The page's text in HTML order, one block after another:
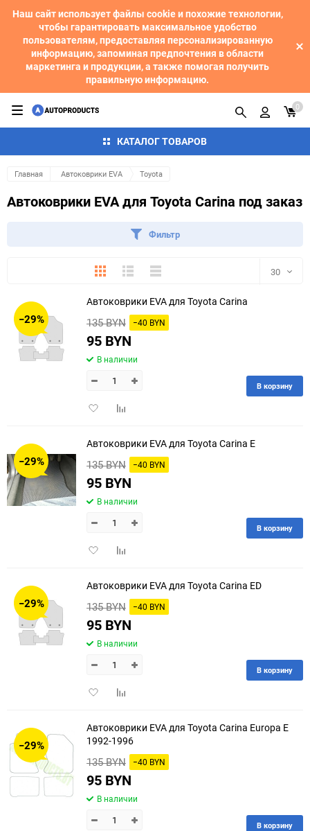
Наш сайт использует файлы cookie и похожие технологии,
чтобы гарантировать максимальное удобство
пользователям, предоставляя персонализированную
информацию, запоминая предпочтения в области
маркетинга и продукции, а также помогая получить
правильную информацию.
КАТАЛОГ ТОВАРОВ
0
Главная Автоковрики EVA Toyota
Автоковрики EVA для Toyota Carina под заказ
Фильтр
ПлиткаПодробноКомпактно 30
150
−29%
Автоковрики EVA для Toyota Carina
135 BYN −40 BYN
95 BYN
В наличии
ДобавитьДобавить
В корзину
−29%
Автоковрики EVA для Toyota Carina E
135 BYN −40 BYN
95 BYN
В наличии
ДобавитьДобавить
В корзину
−29%
Автоковрики EVA для Toyota Carina ED
135 BYN −40 BYN
95 BYN
В наличии
ДобавитьДобавить
В корзину
−29%
Автоковрики EVA для Toyota Carina Europa E
1992-1996
135 BYN −40 BYN
95 BYN
В наличии
В корзину